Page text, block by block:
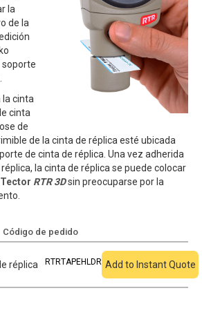
la
de la
cinta
cinta
de
de la cinta de réplica esté ubicada
de cinta de réplica. Una vez adherida
la cinta de réplica se puede colocar
RTR 3Dsin preocuparse por la
Código de pedido
réplica RTRTAPEHLDR Add to Instant Quote